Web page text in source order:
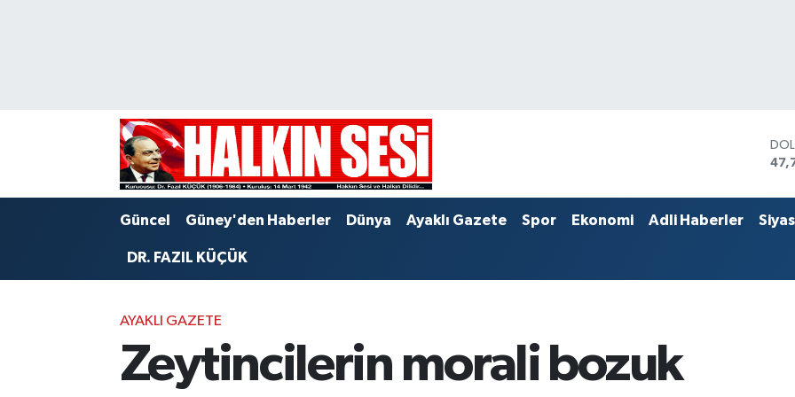
Güncel Güney'den Haberler Dünya Ayaklı Gazete Spor Ekonomi Adli Haberler
DR. FAZIL KÜÇÜK
AYAKLI GAZETE
Zeytincilerin morali bozuk
Trafik Durumu
Puan Durumu ve Fikstür